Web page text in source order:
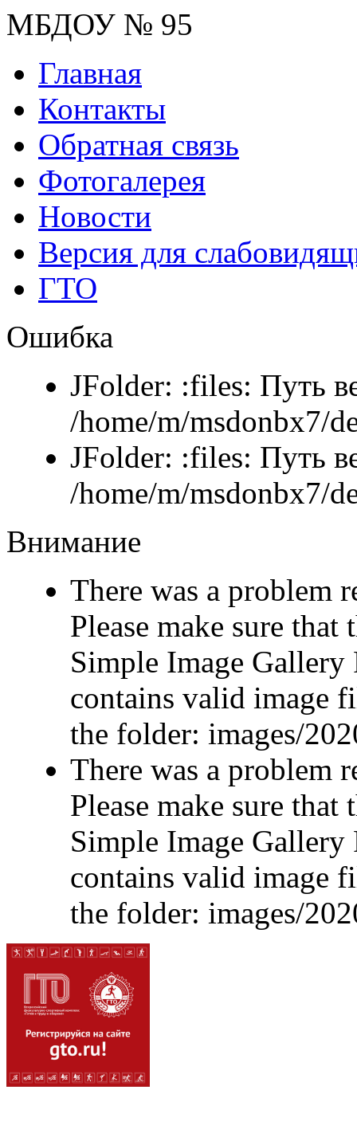
МБДОУ № 95
Главная
Контакты
Обратная связь
Фотогалерея
Новости
Версия для
ГТО
Ошибка
JFolder: :files: Путь
/home/m/msdonbx7/
JFolder: :files: Путь
/home/m/msdonbx7/
Внимание
There was a problem
Please make sure
Simple Image Gallery
contains valid image
the folder: images/
There was a problem
Please make sure
Simple Image Gallery
contains valid image
the folder: images/